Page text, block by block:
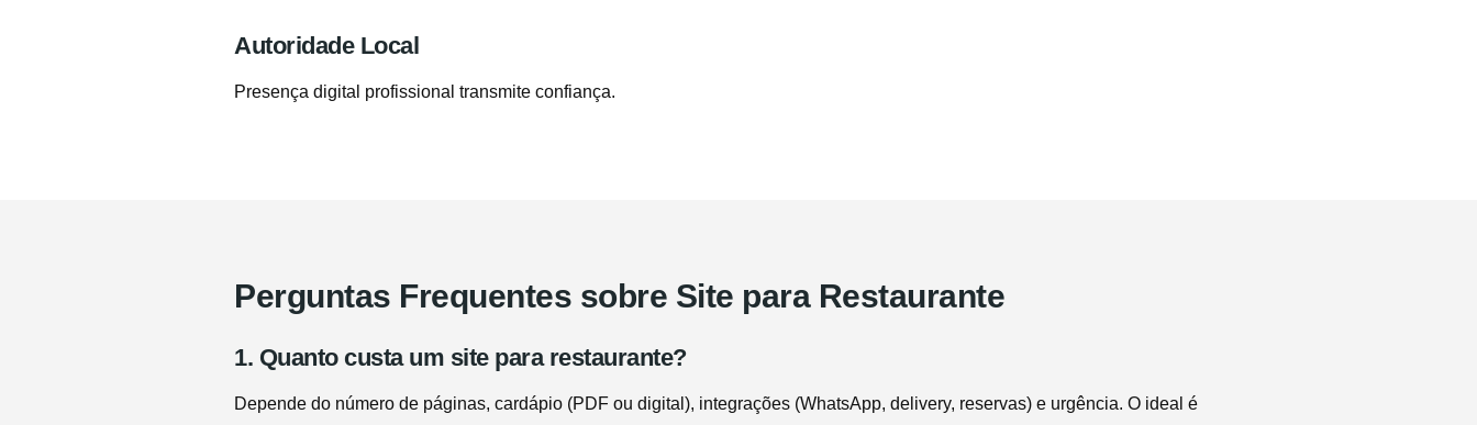
Autoridade Local
Presença digital profissional transmite confiança.
Perguntas Frequentes sobre Site para Restaurante
1. Quanto custa um site para restaurante?
Depende do número de páginas, cardápio (PDF ou digital), integrações (WhatsApp, delivery, reservas) e urgência. O ideal é